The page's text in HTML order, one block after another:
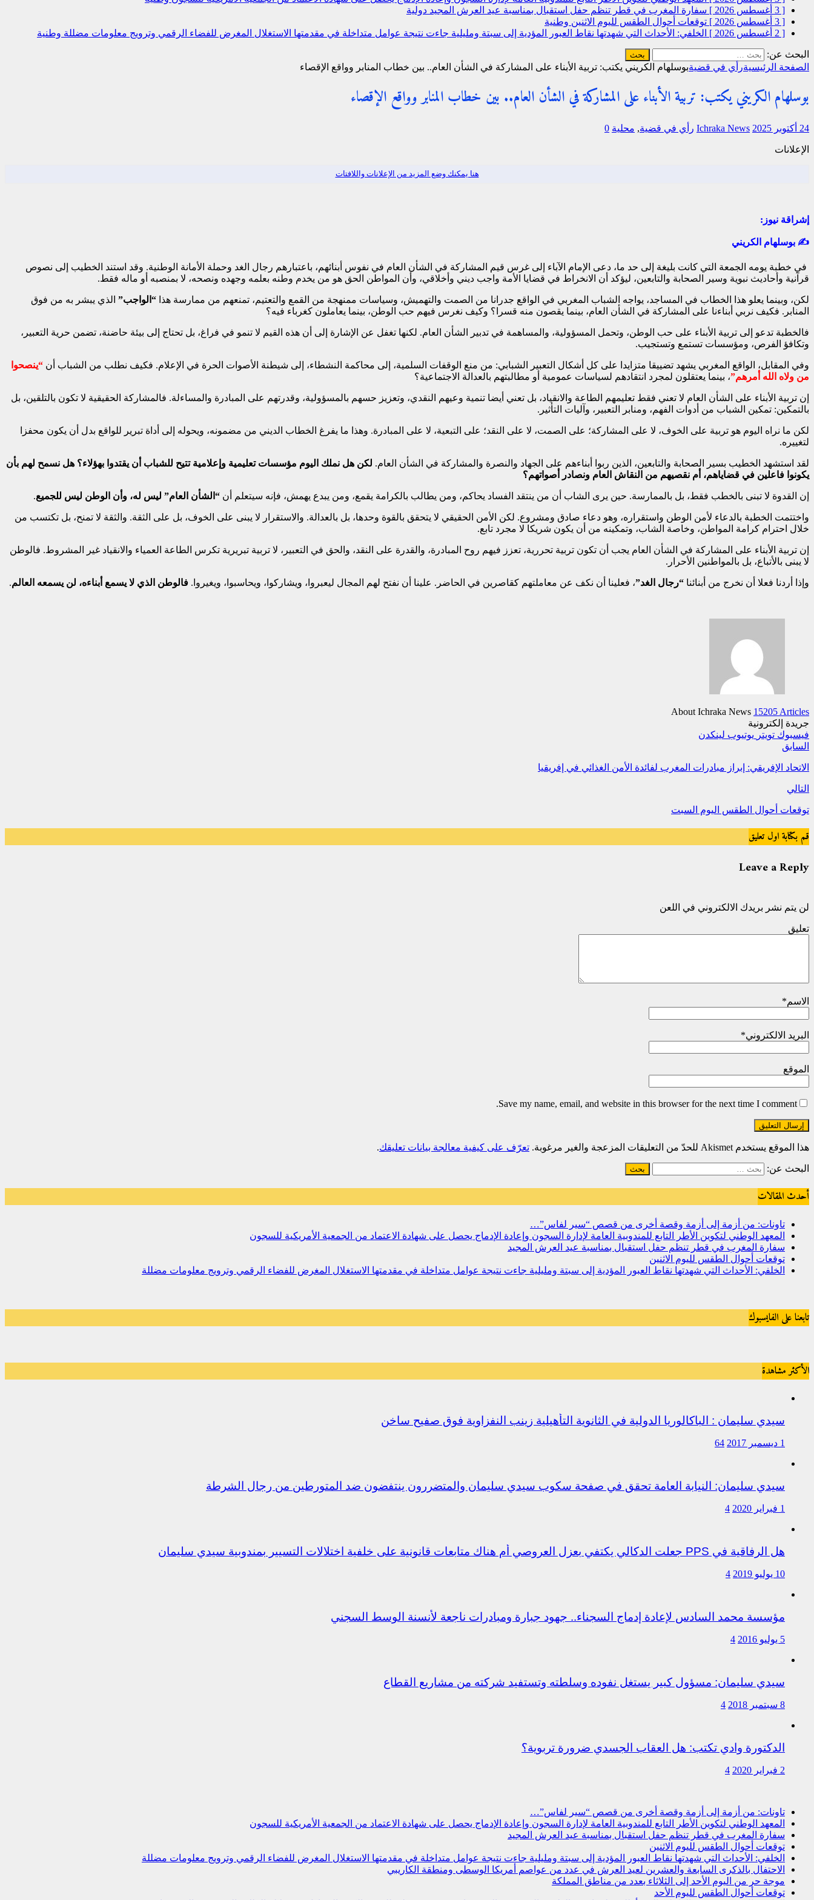
[ 3 أغسطس 2026 ]
سفارة المغرب في قطر تنظم حفل استقبال بمناسبة عيد العرش المجيد دولية
[ 3 أغسطس 2026 ]
توقعات أحوال الطقس لليوم الاثنين وطنية
[ 2 أغسطس 2026 ]
الخلفي: الأحداث التي شهدتها نقاط العبور المؤدية إلى سبتة ومليلية جاءت نتيجة عوامل متداخلة في مقدمتها الاستغلال المغرض للفضاء الرقمي وترويج معلومات مضللة وطنية
البحث عن:
الصفحة الرئيسيةرأي في قضيةبوسلهام الكريني يكتب: تربية الأبناء على المشاركة في الشأن العام.. بين خطاب المنابر وواقع الإقصاء
بوسلهام الكريني يكتب: تربية الأبناء على المشاركة في الشأن العام.. بين خطاب المنابر وواقع الإقصاء
24 أكتوبر 2025 Ichraka News رأي في قضية, محلية 0
الإعلانات
هنا يمكنك وضع المزيد من الإعلانات واللافتات
إشراقة نيوز:
✍ بوسلهام الكريني
في خطبة يومه الجمعة التي كانت بليغة إلى حد ما، دعى الإمام الآباء إلى غرس قيم المشاركة في الشأن العام في نفوس أبنائهم، باعتبارهم رجال الغد وحملة الأمانة الوطنية. وقد استند الخطيب إلى نصوص
قرآنية وأحاديث نبوية وسير الصحابة والتابعين، ليؤكد أن الانخراط في قضايا الأمة واجب ديني وأخلاقي، وأن المواطن الحق هو من يخدم وطنه بعلمه وجهده ونصحه، لا بمنصبه أو ماله فقط.
لكن، وبينما يعلو هذا الخطاب في المساجد، يواجه الشباب المغربي في الواقع جدرانا من الصمت والتهميش، وسياسات ممنهجة من القمع والتعتيم، تمنعهم من ممارسة هذا “الواجب” الذي يبشر به من فوق
المنابر. فكيف نربي أبناءنا على المشاركة في الشأن العام، بينما يقصون منه قسرا؟ وكيف نغرس فيهم حب الوطن، بينما يعاملون كغرباء فيه؟
فالخطبة تدعو إلى تربية الأبناء على حب الوطن، وتحمل المسؤولية، والمساهمة في تدبير الشأن العام. لكنها تغفل عن الإشارة إلى أن هذه القيم لا تنمو في فراغ، بل تحتاج إلى بيئة حاضنة، تضمن حرية التعبير،
وتكافؤ الفرص، ومؤسسات تستمع وتستجيب.
وفي المقابل، الواقع المغربي يشهد تضييقا متزايدا على كل أشكال التعبير الشبابي: من منع الوقفات السلمية، إلى محاكمة النشطاء، إلى شيطنة الأصوات الحرة في الإعلام. فكيف نطلب من الشباب أن “ينصحوا
من ولاه الله أمرهم”، بينما يعتقلون لمجرد انتقادهم لسياسات عمومية أو مطالبتهم بالعدالة الاجتماعية؟
إن تربية الأبناء على الشأن العام لا تعني فقط تعليمهم الطاعة والانقياد، بل تعني أيضا تنمية وعيهم النقدي، وتعزيز حسهم بالمسؤولية، وقدرتهم على المبادرة والمساءلة. فالمشاركة الحقيقية لا تكون بالتلقين، بل
بالتمكين: تمكين الشباب من أدوات الفهم، ومنابر التعبير، وآليات التأثير.
لكن ما نراه اليوم هو تربية على الخوف، لا على المشاركة؛ على الصمت، لا على النقد؛ على التبعية، لا على المبادرة. وهذا ما يفرغ الخطاب الديني من مضمونه، ويحوله إلى أداة تبرير للواقع بدل أن يكون محفزا
لتغييره.
لقد استشهد الخطيب بسير الصحابة والتابعين، الذين ربوا أبناءهم على الجهاد والنصرة والمشاركة في الشأن العام. لكن هل نملك اليوم مؤسسات تعليمية وإعلامية تتيح للشباب أن يقتدوا بهؤلاء؟ هل نسمح لهم بأن
يكونوا فاعلين في قضاياهم، أم نقصيهم من النقاش العام ونصادر أصواتهم؟
إن القدوة لا تبنى بالخطب فقط، بل بالممارسة. حين يرى الشاب أن من ينتقد الفساد يحاكم، ومن يطالب بالكرامة يقمع، ومن يبدع يهمش، فإنه سيتعلم أن “الشأن العام” ليس له، وأن الوطن ليس للجميع.
واختتمت الخطبة بالدعاء لأمن الوطن واستقراره، وهو دعاء صادق ومشروع. لكن الأمن الحقيقي لا يتحقق بالقوة وحدها، بل بالعدالة. والاستقرار لا يبنى على الخوف، بل على الثقة. والثقة لا تمنح، بل تكتسب من
خلال احترام كرامة المواطن، وخاصة الشاب، وتمكينه من أن يكون شريكا لا مجرد تابع.
إن تربية الأبناء على المشاركة في الشأن العام يجب أن تكون تربية تحررية، تعزز فيهم روح المبادرة، والقدرة على النقد، والحق في التعبير، لا تربية تبريرية تكرس الطاعة العمياء والانقياد غير المشروط. فالوطن
لا يبنى بالأتباع، بل بالمواطنين الأحرار.
وإذا أردنا فعلا أن نخرج من أبنائنا “رجال الغد”، فعلينا أن نكف عن معاملتهم كقاصرين في الحاضر. علينا أن نفتح لهم المجال ليعبروا، ويشاركوا، ويحاسبوا، ويغيروا. فالوطن الذي لا يسمع أبناءه، لن يسمعه العالم.
About Ichraka News 15205 Articles
جريدة إلكترونية
فيسبوك تويتر يوتيوب لينكدن
السابق
الاتحاد الإفريقي: إبراز مبادرات المغرب لفائدة الأمن الغذائي في إفريقيا
التالي
توقعات أحوال الطقس اليوم السبت
قم بكتابة اول تعليق
Leave a Reply
لن يتم نشر بريدك الالكتروني في اللعن
تعليق
الاسم*
البريد الالكتروني*
الموقع
Save my name, email, and website in this browser for the next time I comment.
هذا الموقع يستخدم Akismet للحدّ من التعليقات المزعجة والغير مرغوبة. تعرّف على كيفية معالجة بيانات تعليقك.
البحث عن:
أحدث المقالات
تاونات: من أزمة إلى أزمة وقصة أخرى من قصص “سير لفاس”…
المعهد الوطني لتكوين الأطر التابع للمندوبية العامة لإدارة السجون وإعادة الإدماج يحصل على شهادة الاعتماد من الجمعية الأمريكية للسجون
سفارة المغرب في قطر تنظم حفل استقبال بمناسبة عيد العرش المجيد
توقعات أحوال الطقس لليوم الاثنين
الخلفي: الأحداث التي شهدتها نقاط العبور المؤدية إلى سبتة ومليلية جاءت نتيجة عوامل متداخلة في مقدمتها الاستغلال المغرض للفضاء الرقمي وترويج معلومات مضللة
تابعنا على الفايسبوك
الأكثر مشاهدة
سيدي سليمان : الباكالوريا الدولية في الثانوية التأهيلية زينب النفزاوية فوق صفيح ساخن
1 ديسمبر 2017 64
سيدي سليمان: النيابة العامة تحقق في صفحة سكوب سيدي سليمان والمتضررون ينتفضون ضد المتورطين من رجال الشرطة
1 فبراير 2020 4
هل الرفاقية في PPS جعلت الدكالي يكتفي بعزل العروصي أم هناك متابعات قانونية على خلفية اختلالات التسيير بمندوبية سيدي سليمان
10 يوليو 2019 4
مؤسسة محمد السادس لإعادة إدماج السجناء.. جهود جبارة ومبادرات ناجعة لأنسنة الوسط السجني
5 يوليو 2016 4
سيدي سليمان: مسؤول كبير يستغل نفوده وسلطته وتستفيد شركته من مشاريع القطاع
8 سبتمبر 2018 4
الدكتورة وادي تكتب: هل العقاب الجسدي ضرورة تربوية؟
2 فبراير 2020 4
تاونات: من أزمة إلى أزمة وقصة أخرى من قصص “سير لفاس”…
المعهد الوطني لتكوين الأطر التابع للمندوبية العامة لإدارة السجون وإعادة الإدماج يحصل على شهادة الاعتماد من الجمعية الأمريكية للسجون
سفارة المغرب في قطر تنظم حفل استقبال بمناسبة عيد العرش المجيد
توقعات أحوال الطقس لليوم الاثنين
الخلفي: الأحداث التي شهدتها نقاط العبور المؤدية إلى سبتة ومليلية جاءت نتيجة عوامل متداخلة في مقدمتها الاستغلال المغرض للفضاء الرقمي وترويج معلومات مضللة
الاحتفال بالذكرى السابعة والعشرين لعيد العرش في عدد من عواصم أمريكا الوسطى ومنطقة الكاريبي
موجة حر من اليوم الأحد إلى الثلاثاء بعدد من مناطق المملكة
توقعات أحوال الطقس لليوم الأحد